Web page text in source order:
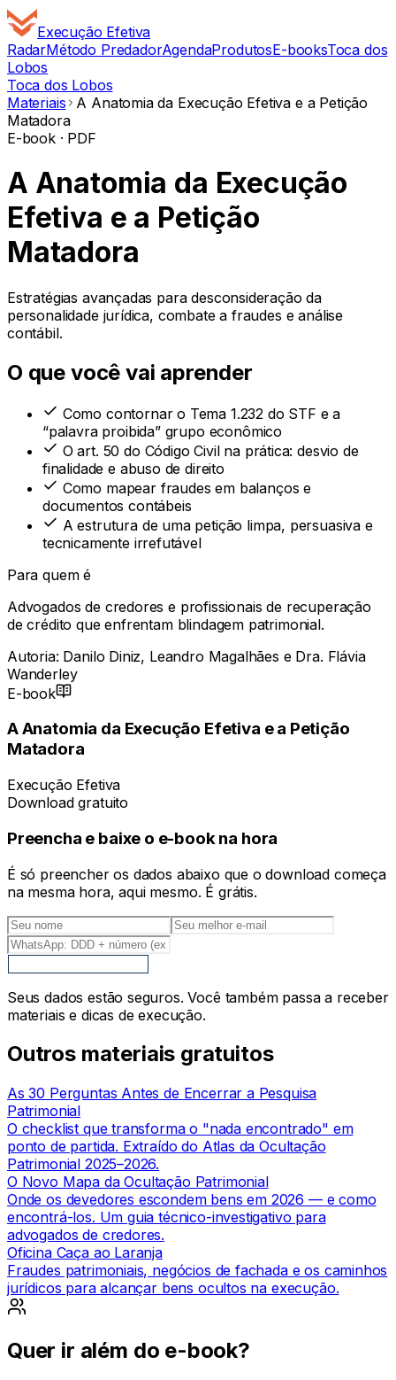
Execução Efetiva
RadarMétodo PredadorAgendaProdutosE-booksToca dos
Lobos
Toca dos Lobos
Materiais
A Anatomia da Execução Efetiva e a Petição
Matadora
E-book · PDF
A Anatomia da Execução
Efetiva e a Petição
Matadora
Estratégias avançadas para desconsideração da
personalidade jurídica, combate a fraudes e análise
contábil.
O que você vai aprender
Como contornar o Tema 1.232 do STF e a
“palavra proibida” grupo econômico
O art. 50 do Código Civil na prática: desvio de
finalidade e abuso de direito
Como mapear fraudes em balanços e
documentos contábeis
A estrutura de uma petição limpa, persuasiva e
tecnicamente irrefutável
Para quem é
Advogados de credores e profissionais de recuperação
de crédito que enfrentam blindagem patrimonial.
Autoria: Danilo Diniz, Leandro Magalhães e Dra. Flávia
Wanderley
E-book
A Anatomia da Execução Efetiva e a Petição
Matadora
Execução Efetiva
Download gratuito
Preencha e baixe o e-book na hora
É só preencher os dados abaixo que o download começa
na mesma hora, aqui mesmo. É grátis.
Seus dados estão seguros. Você também passa a receber
materiais e dicas de execução.
Outros materiais gratuitos
As 30 Perguntas Antes de Encerrar a Pesquisa
Patrimonial
O checklist que transforma o "nada encontrado" em
ponto de partida. Extraído do Atlas da Ocultação
Patrimonial 2025–2026.
O Novo Mapa da Ocultação Patrimonial
Onde os devedores escondem bens em 2026 — e como
encontrá-los. Um guia técnico-investigativo para
advogados de credores.
Oficina Caça ao Laranja
Fraudes patrimoniais, negócios de fachada e os caminhos
jurídicos para alcançar bens ocultos na execução.
Quer ir além do e-book?